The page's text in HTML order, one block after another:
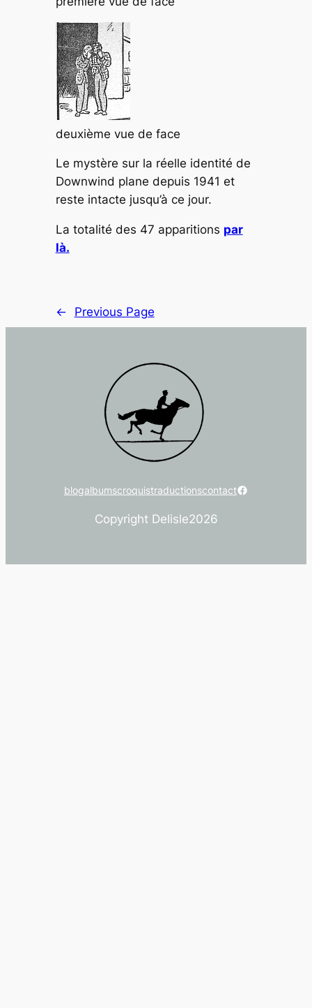
deuxième vue de face
Le mystère sur la réelle identité de
Downwind plane depuis 1941 et
reste intacte jusqu’à ce jour.
La totalité des 47 apparitions par
là.
← Previous Page
blogalbumscroquistraductionscontactFacebook
Copyright Delisle2026